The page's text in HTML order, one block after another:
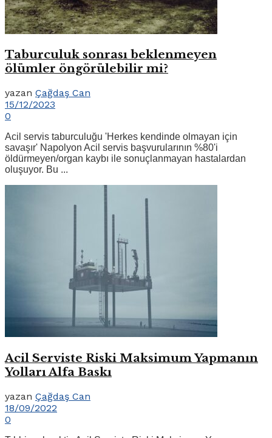
Taburculuk sonrası beklenmeyen
ölümler öngörülebilir mi?
yazan Çağdaş Can
15/12/2023
0
Acil servis taburculuğu 'Herkes kendinde olmayan için
savaşır' Napolyon Acil servis başvurularının %80'i
öldürmeyen/organ kaybı ile sonuçlanmayan hastalardan
oluşuyor. Bu ...
Acil Serviste Riski Maksimum Yapmanın
Yolları Alfa Baskı
yazan Çağdaş Can
18/09/2022
0